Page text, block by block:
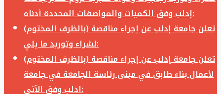
إدلب وفق الكميات والمواصفات المحددة أدناه:
تعلن جامعة إدلب عن إجراء مناقصة (بالظرف المختوم)
لشراء وتوريد ما يلي:
تعلن جامعة إدلب عن إجراء مناقصة (بالظرف المختوم)
لأعمال بناء طابق في مبنى رئاسة الجامعة في جامعة
ادلب وفق الآتي: